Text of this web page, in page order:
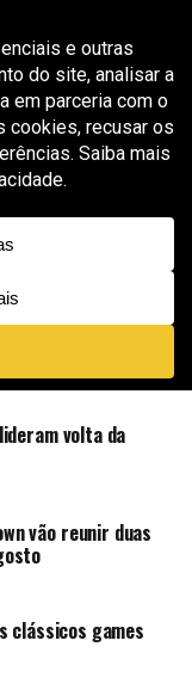
trap"
álbum que une
instrumentos
MPB
VÍDEOS
volta da
vão reunir duas
clássicos games